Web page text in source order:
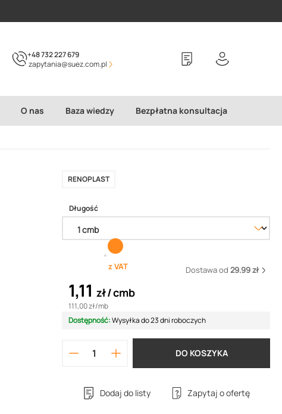
+48 732 227 679
zapytania@suez.com.pl
O nas Baza wiedzy Bezpłatna konsultacja
RENOPLAST
Długość
z VAT Dostawa od 29.99 zł
1,11 zł cmb
111,00 zł/mb
Dostępność:Wysyłka do 23 dni roboczych
DO KOSZYKA
Dodaj do listy Zapytaj o ofertę